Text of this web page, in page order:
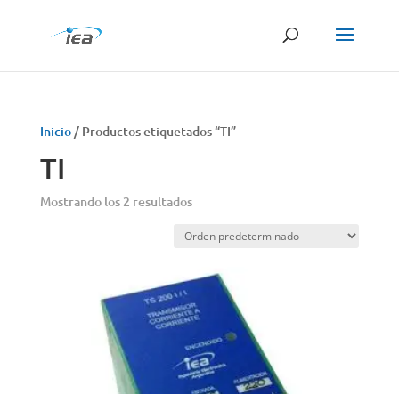
Inicio/ Productos etiquetados “TI”
TI
Mostrando los 2 resultados